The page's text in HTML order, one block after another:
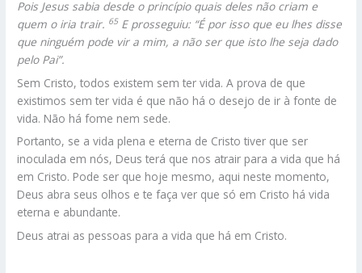
Pois Jesus sabia desde o princípio quais deles não criam e
quem o iria trair. 65E prosseguiu: “É por isso que eu lhes disse
que ninguém pode vir a mim, a não ser que isto lhe seja dado
pelo Pai”.
Sem Cristo, todos existem sem ter vida. A prova de que
existimos sem ter vida é que não há o desejo de ir à fonte de
vida. Não há fome nem sede.
Portanto, se a vida plena e eterna de Cristo tiver que ser
inoculada em nós, Deus terá que nos atrair para a vida que há
em Cristo. Pode ser que hoje mesmo, aqui neste momento,
Deus abra seus olhos e te faça ver que só em Cristo há vida
eterna e abundante.
Deus atrai as pessoas para a vida que há em Cristo.